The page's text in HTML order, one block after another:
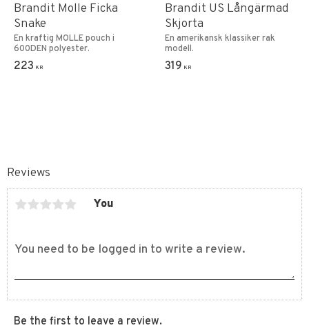
Reviews
You
Be the first to leave a review.
Brandit Molle Ficka
Snake
En kraftig MOLLE pouch i
600DEN polyester.
223 KR
Brandit US Långärmad
Skjorta
En amerikansk klassiker rak
modell.
319 KR